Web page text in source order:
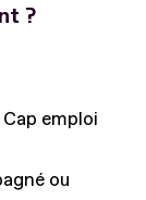
?
emploi
ou